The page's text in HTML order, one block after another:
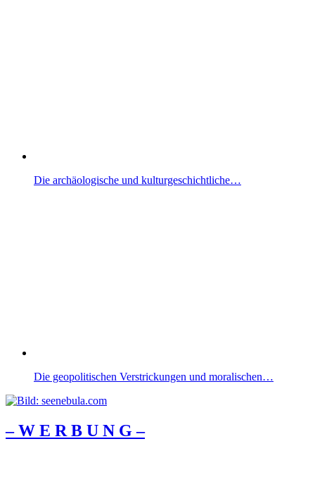
Die archäologische und kulturgeschichtliche…
Die geopolitischen Verstrickungen und moralischen…
– W Ε R Β U Ν G –